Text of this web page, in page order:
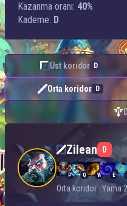
Kazanma oranı: 40%
Kademe: D
Üst koridor D
Orta koridor D
Zilean D
P Q W E
Orta koridor · Yama